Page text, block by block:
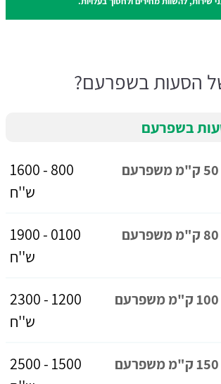
הסעות בשפרעם?
בשפרעם
800 - 1600
ש''ח
0100 - 1900
ש''ח
1200 - 2300
ש''ח
1500 - 2500